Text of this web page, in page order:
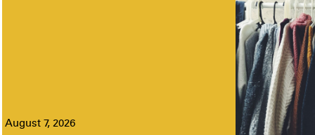
August 7, 2026